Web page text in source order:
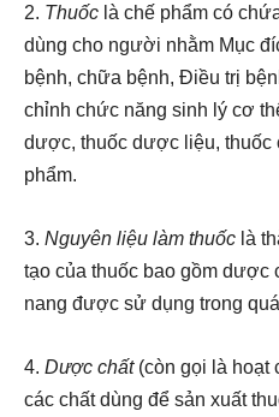
2. Thuốc là chế phẩm có
dùng cho người nhằm Mục
bệnh, chữa bệnh, Điều trị
chỉnh chức năng sinh lý cơ
dược, thuốc dược liệu, thuốc
phẩm.
3. Nguyên liệu làm thuốc là
tạo của thuốc bao gồm
nang được sử dụng trong
4. Dược chất(còn gọi là hoạt
các chất dùng để sản xuất